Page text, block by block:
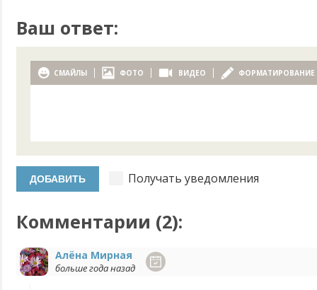
Ваш ответ:
СМАЙЛЫ ФОТО ВИДЕО ФОРМАТИРОВАНИЕ
Получать уведомления
Комментарии (2):
Алёна Мирная
больше года назад